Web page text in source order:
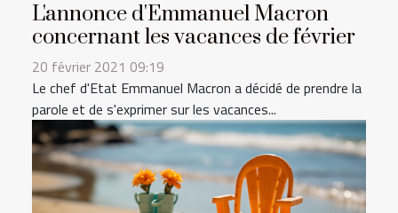
L'annonce d'Emmanuel Macron
concernant les vacances de février
20 février 2021 09:19
Le chef d'Etat Emmanuel Macron a décidé de prendre la
parole et de s'exprimer sur les vacances...